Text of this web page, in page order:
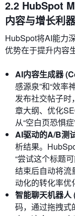
2.2 HubSpot
内容与增长利器
HubSpot将AI能力
优势在于提升内容
AI内容生成器
感源泉”和“效率
发布社交帖子时
章大纲、优化
从“空白页恐惧症
AI驱动的A/B测
析结果。
“尝试这个标题
结束后自动将流
动化的转化率优
智能聊天机器
码，通过拖拽式